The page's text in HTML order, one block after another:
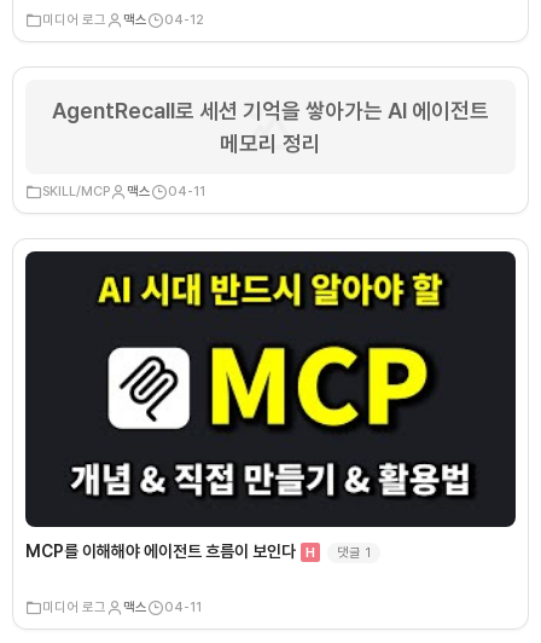
미디어 로그
맥스 04-12
AgentRecall로 세션 기억을 쌓아가는 AI 에이전트
메모리 정리
SKILL/MCP 맥스 04-11
MCP를 이해해야 에이전트 흐름이 보인다 H 댓글 1
미디어 로그 맥스 04-11